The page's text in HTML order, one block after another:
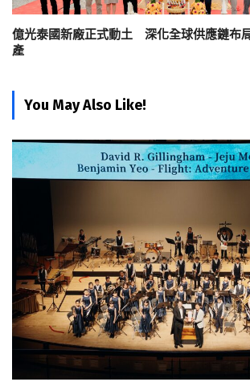
億光泰國新廠正式動土 深化全球供應鏈布
產
You May Also Like!